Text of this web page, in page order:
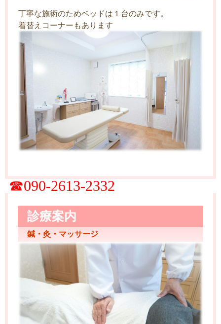
丁寧な施術のためベッドは１台のみです。
着替えコーナーもあります
☎090-2613-2332
診療案内
鍼・灸・マッサージ